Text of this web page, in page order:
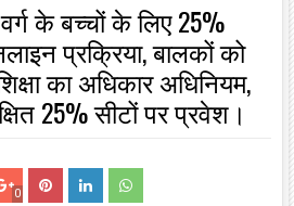
के बच्चों के लिए 25%
प्रक्रिया, बालकों को
का अधिकार अधिनियम,
25% सीटों पर प्रवेश।
0